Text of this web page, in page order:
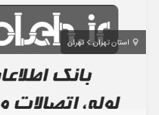
استان تهران تهران